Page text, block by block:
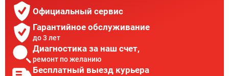
Официальный сервис
Гарантийное обслуживание
до 3 лет
Диагностика за наш счет,
ремонт по желанию
Бесплатный выезд курьера